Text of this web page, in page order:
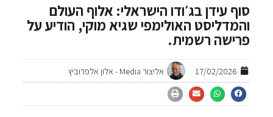
סוף עידן בג׳ודו הישראלי: אלוף העולם
והמדליסט האולימפי שגיא מוקי, הודיע על
פרישה רשמית.
17/02/2026 אליצור Media - אלון אלפרוביץ